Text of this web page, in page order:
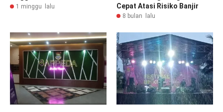
1 minggu lalu
Cepat Atasi Risiko Banjir
8 bulan lalu